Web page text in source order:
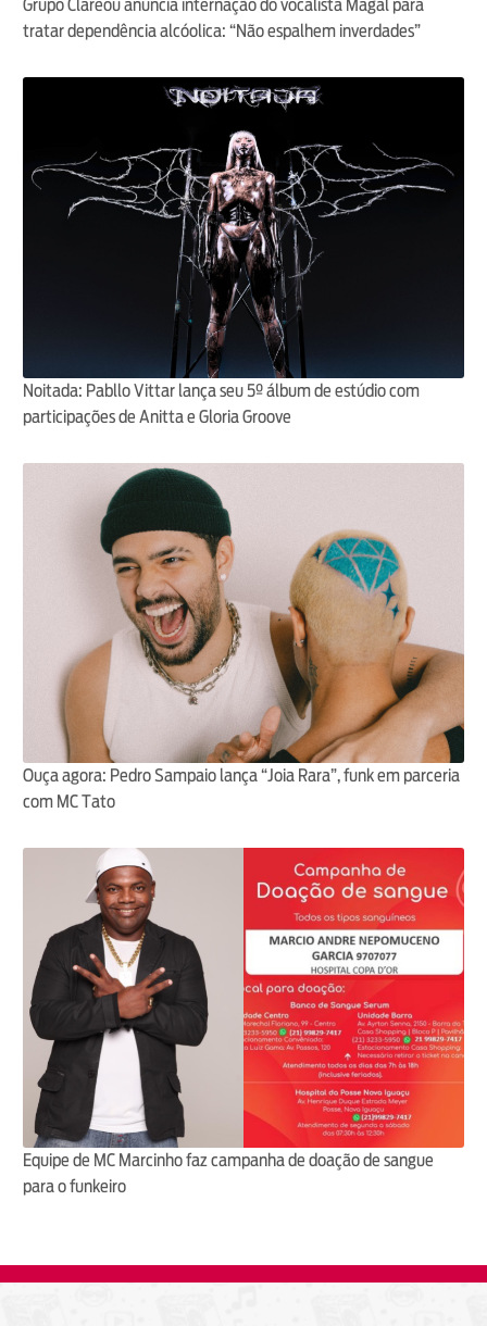
Grupo Clareou anuncia internação do vocalista Magal para
tratar dependência alcóolica: “Não espalhem inverdades”
Noitada: Pabllo Vittar lança seu 5º álbum de estúdio com
participações de Anitta e Gloria Groove
Ouça agora: Pedro Sampaio lança “Joia Rara”, funk em parceria
com MC Tato
Equipe de MC Marcinho faz campanha de doação de sangue
para o funkeiro